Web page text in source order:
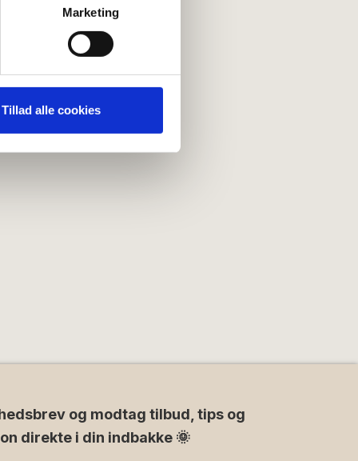
og til at analysere
for sociale medier,
Marketing
Tillad alle cookies
og modtag tilbud, tips og
direkte i din indbakke 🌞